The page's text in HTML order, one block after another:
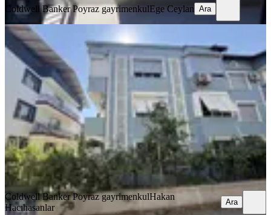
Coldwell Banker Poyraz gayrimenkulEge Ceylan Ara
Coldwell Banker Poyrazdan Satılık
Bahçeli 2+1 Daire
İzmir, Menderes
2+1· 105 m² Yüksek giriş 19.07.2026
4.000.000 ₺
Coldwell Banker Poyraz gayrimenkulHakan Hacıhasanlar
Ara
Coldwell Banker Poyraz gayrimenkulHakan
Hacıhasanlar
Ara